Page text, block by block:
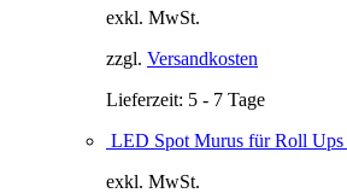
exkl. MwSt.
zzgl. Versandkosten
Lieferzeit: 5 - 7 Tage
LED Spot Murus für Roll Ups
exkl. MwSt.